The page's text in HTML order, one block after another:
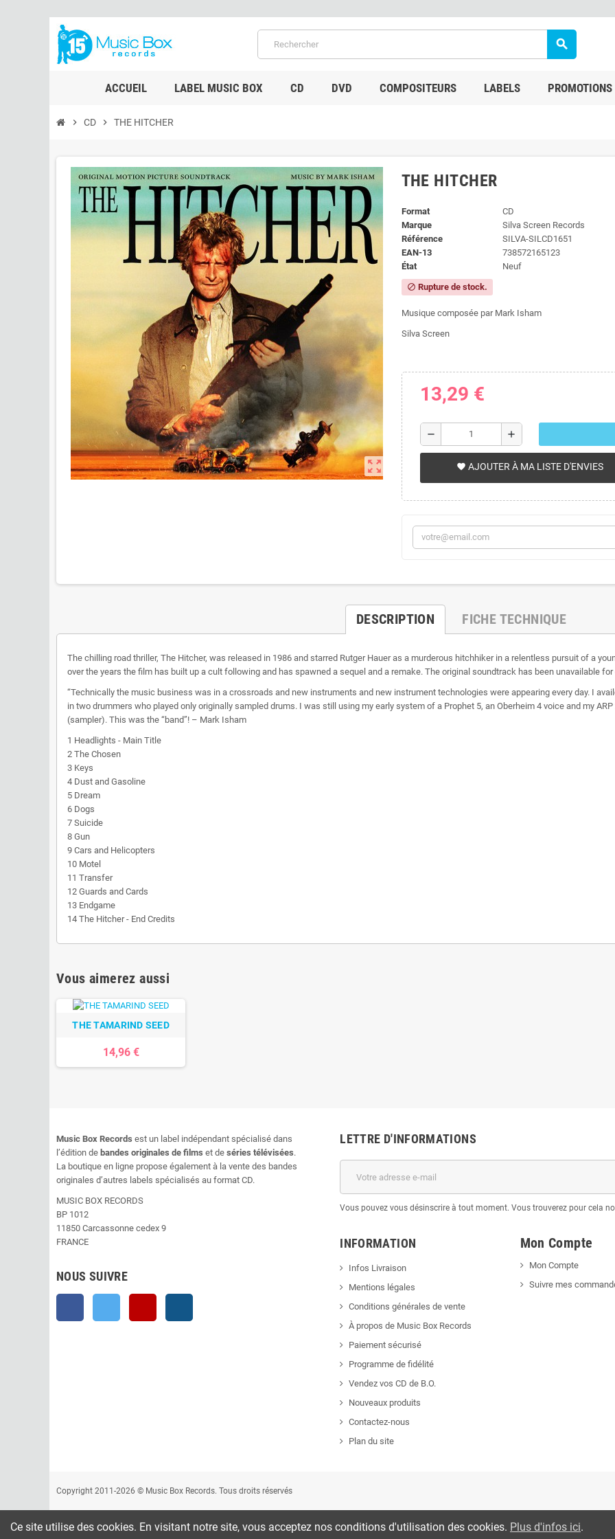
search
ACCUEIL LABEL MUSIC BOX CD DVD COMPOSITEURS LABELS PROMOTIONS
chevron_right CD chevron_right THE HITCHER
zoom_out_map
THE HITCHER
Format
CD
Marque
Silva Screen Records
Référence
SILVA-SILCD1651
EAN-13
738572165123
État
Neuf
block Rupture de stock.
Musique composée par Mark Isham
Silva Screen
13,29 €
remove add
favorite AJOUTER À MA LISTE D'ENVIES
DESCRIPTION FICHE TECHNIQUE
The chilling road thriller, The Hitcher, was released in 1986 and starred Rutger Hauer as a murderous hitchhiker in a relentless pursuit of a
over the years the film has built up a cult following and has spawned a sequel and a remake. The original soundtrack has been unavailable for
“Technically the music business was in a crossroads and new instruments and new instrument technologies were appearing every day. I
in two drummers who played only originally sampled drums. I was still using my early system of a Prophet 5, an Oberheim 4 voice and my
(sampler). This was the “band”! – Mark Isham
1 Headlights - Main Title
2 The Chosen
3 Keys
4 Dust and Gasoline
5 Dream
6 Dogs
7 Suicide
8 Gun
9 Cars and Helicopters
10 Motel
11 Transfer
12 Guards and Cards
13 Endgame
14 The Hitcher - End Credits
Vous aimerez aussi
THE TAMARIND SEED
14,96 €
Music Box Records est un label indépendant spécialisé dans
l’édition de bandes originales de films et de séries télévisées.
La boutique en ligne propose également à la vente des bandes
originales d’autres labels spécialisés au format CD.
MUSIC BOX RECORDS
BP 1012
11850 Carcassonne cedex 9
FRANCE
NOUS SUIVRE
LETTRE D'INFORMATIONS
Vous pouvez vous désinscrire à tout moment. Vous trouverez pour cela
INFORMATION
Infos Livraison
Mentions légales
Conditions générales de vente
À propos de Music Box Records
Paiement sécurisé
Programme de fidélité
Vendez vos CD de B.O.
Nouveaux produits
Contactez-nous
Plan du site
Mon Compte
Mon Compte
Suivre mes
Copyright 2011-2026 © Music Box Records. Tous droits réservés
Ce site utilise des cookies. En visitant notre site, vous acceptez nos conditions d'utilisation des cookies. Plus d'infos ici.